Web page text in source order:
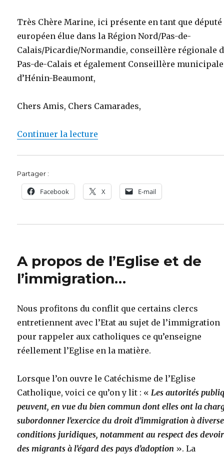
Très Chère Marine, ici présente en tant que député
européen élue dans la Région Nord/Pas-de-
Calais/Picardie/Normandie, conseillère régionale
Pas-de-Calais et également Conseillère municipale
d’Hénin-Beaumont,
Chers Amis, Chers Camarades,
Continuer la lecture
Partager :
Facebook X E-mail
A propos de l’Eglise et de
l’immigration…
Nous profitons du conflit que certains clercs
entretiennent avec l’Etat au sujet de l’immigration
pour rappeler aux catholiques ce qu’enseigne
réellement l’Eglise en la matière.
Lorsque l’on ouvre le Catéchisme de l’Eglise
Catholique, voici ce qu’on y lit : «Les autorités
peuvent, en vue du bien commun dont elles ont la
subordonner l’exercice du droit d’immigration à diverse
conditions juridiques, notamment au respect des
des migrants à l’égard des pays d’adoption ». La